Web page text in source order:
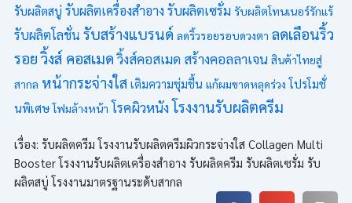
รับผลิตสบู่ รับผลิตเครื่องสำอาง รับผลิตเซรั่ม รับผลิตโทนเนอร์รักแร้
รับผลิตโลชั่น รับสร้างแบรนด์ ลดริ้วรอยรอบดวงตา ลดเลือนริ้ว
รอย วิ้งส์ คอสเมด วิ้งส์คอสเมด สร้างคอลลาเจน สินค้าไทยสู่
สากล หน้ากระจ่างใส เติมความชุ่มชื้น แก้ผมขาดหลุดร่วง โปรโมชั่
นพิเศษ โฟมล้างหน้า โรคผิวหนังโรงงานรับผลิตครีม
เรื่อง: รับผลิตครีม โรงงานรับผลิตครีมผิวกระจ่างใส Collagen Multi
Booster โรงงานรับผลิตเครื่องสำอาง รับผลิตครีม รับผลิตเซรั่ม รับ
ผลิตสบู่ โรงงานมาตรฐานระดับสากล